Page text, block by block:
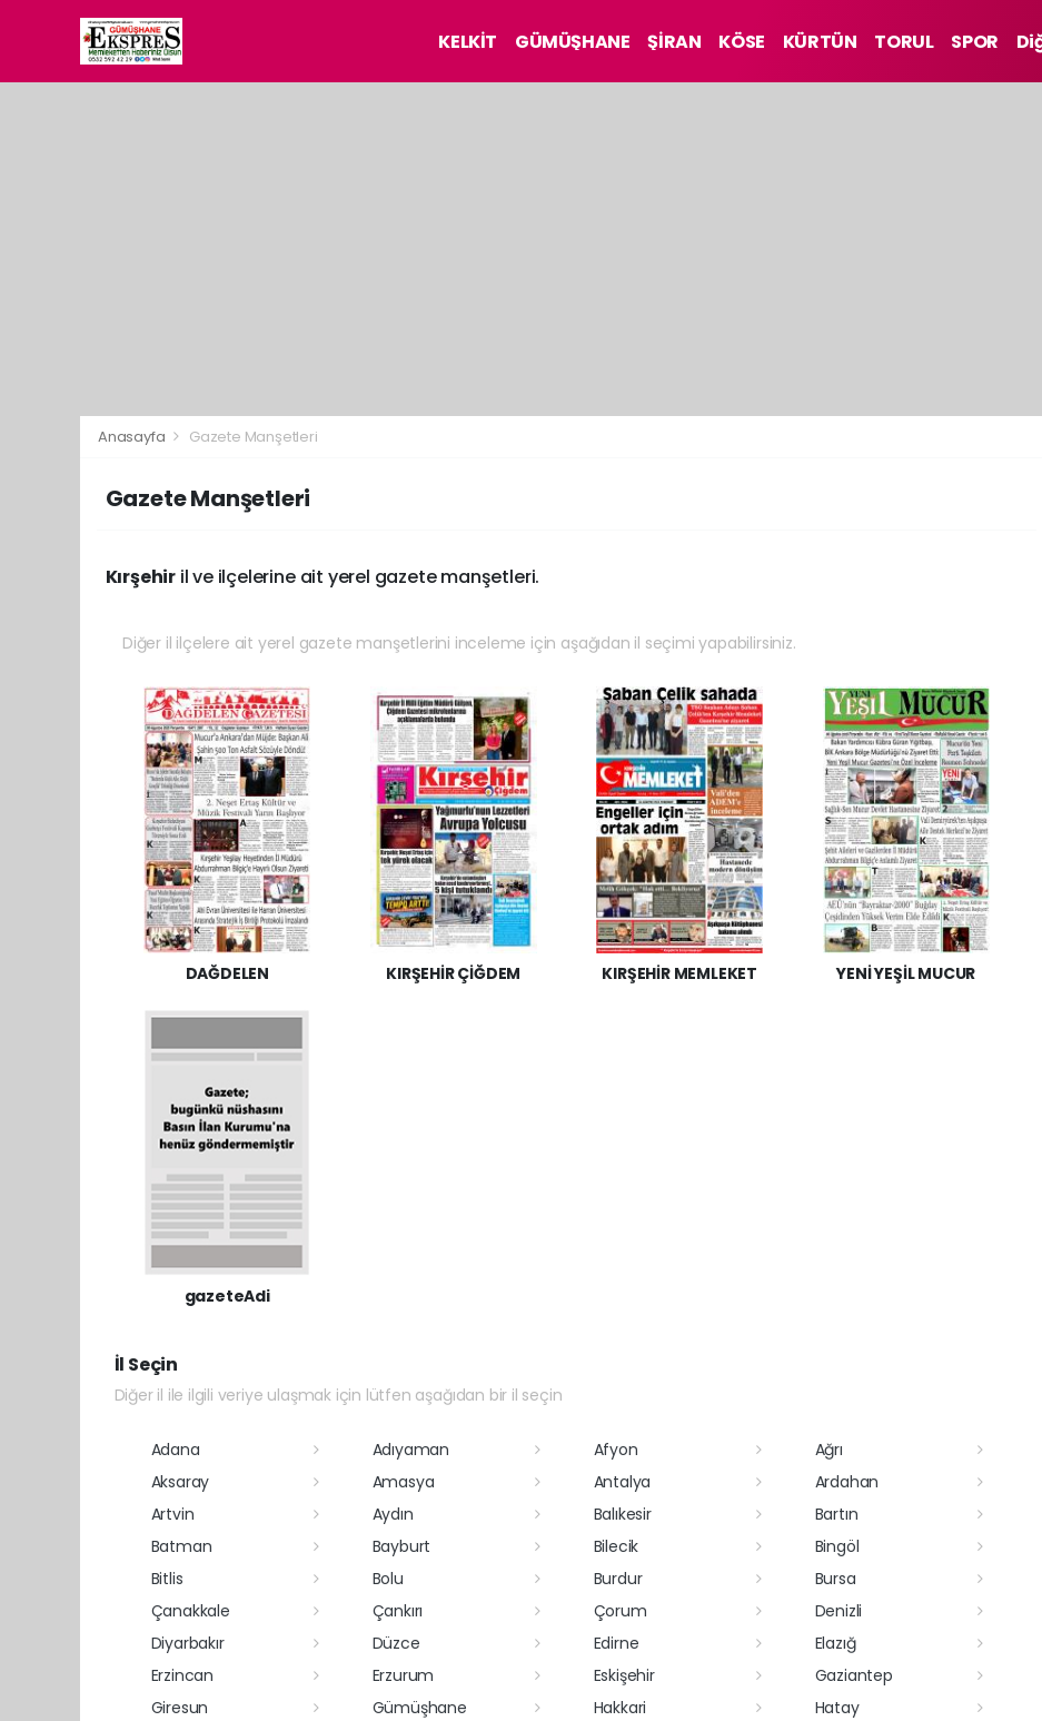
KELKİT GÜMÜŞHANE ŞİRAN KÖSE KÜRTÜN TORUL SPOR
Anasayfa Gazete Manşetleri
Gazete Manşetleri
Kırşehiril ve ilçelerine ait yerel gazete manşetleri.
Diğer il ilçelere ait yerel gazete manşetlerini inceleme için aşağıdan il seçimi yapabilirsiniz.
DAĞDELEN KIRŞEHİR ÇİĞDEM KIRŞEHİR MEMLEKET YENİ YEŞİL MUCUR
gazeteAdi
İl Seçin
Diğer il ile ilgili veriye ulaşmak için lütfen aşağıdan bir il seçin
Adana Adıyaman Afyon
Ağrı
Aksaray
Amasya Antalya
Ardahan
Artvin
Aydın Balıkesir
Bartın
Batman
Bayburt Bilecik
Bingöl
Bitlis
Bolu Burdur
Bursa
Çanakkale
Çankırı Çorum
Denizli
Diyarbakır
Düzce Edirne
Elazığ
Erzincan
Erzurum Eskişehir
Gaziantep
Giresun
Gümüşhane Hakkari
Hatay